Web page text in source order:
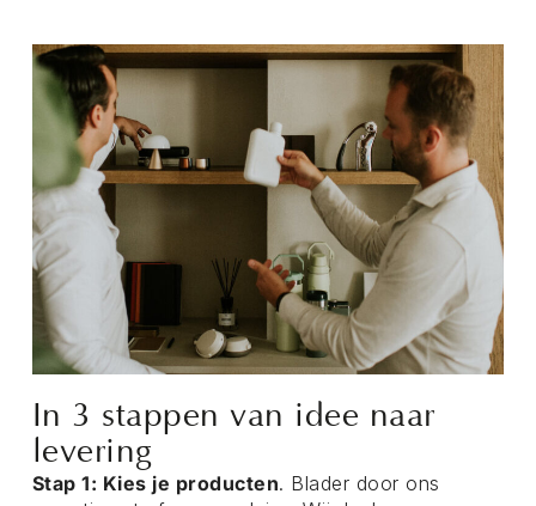
In 3 stappen van idee naar
levering
Stap 1: Kies je producten. Blader door ons